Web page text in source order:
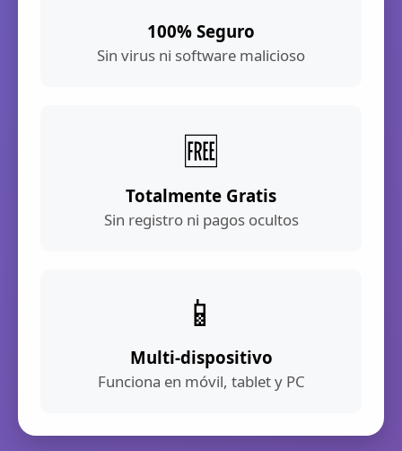
100% Seguro
Sin virus ni software malicioso
🆓
Totalmente Gratis
Sin registro ni pagos ocultos
📱
Multi-dispositivo
Funciona en móvil, tablet y PC